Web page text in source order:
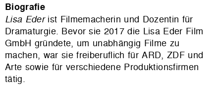
Biografie
Lisa Ederist Filmemacherin und Dozentin für
Dramaturgie. Bevor sie 2017 die Lisa Eder Film
GmbH gründete, um unabhängig Filme zu
machen, war sie freiberuflich für ARD, ZDF und
Arte sowie für verschiedene Produktionsfirmen
tätig.